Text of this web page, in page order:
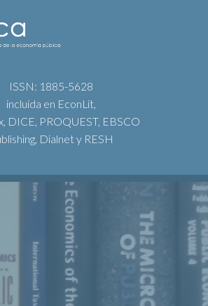
ISSN: 1885-5628
incluida en EconLit,
DICE, PROQUEST, EBSCO
Dialnet y RESH